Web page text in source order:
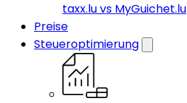
taxx.lu vs MyGuichet.lu
Preise
Steueroptimierung